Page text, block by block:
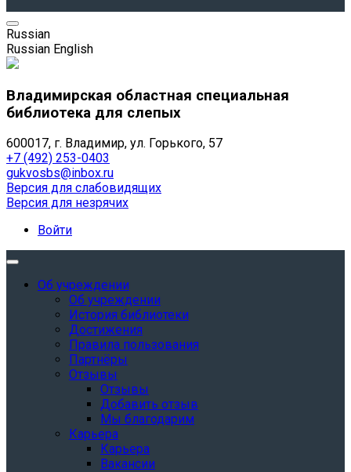
Russian
Russian English
Владимирская областная специальная
библиотека для слепых
600017, г. Владимир, ул. Горького, 57
+7 (492) 253-0403
gukvosbs@inbox.ru
Версия для слабовидящих
Версия для незрячих
Войти
Об учреждении
Об учреждении
История библиотеки
Достижения
Правила пользования
Партнёры
Отзывы
Отзывы
Добавить отзыв
Мы благодарим
Карьера
Карьера
Вакансии